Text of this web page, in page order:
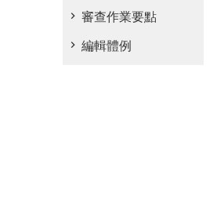
審查作業要點
編輯體例